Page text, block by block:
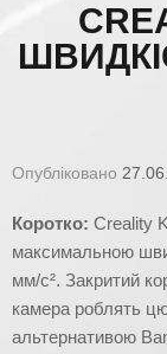
Опубліковано
Коротко: Creality
максимальною
мм/с². Закритий
камера роблять
альтернативою